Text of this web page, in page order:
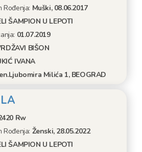
Rođenja: Muški, 08.06.2017
ŠAMPION U LEPOTI
01.07.2019
BIŠON
IVANA
Milića 1, BEOGRAD
Rw
Rođenja: Ženski, 28.05.2022
ŠAMPION U LEPOTI